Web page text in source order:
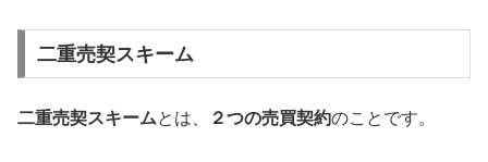
二重売契スキーム
二重売契スキームとは、 ２つの売買契約のことです。